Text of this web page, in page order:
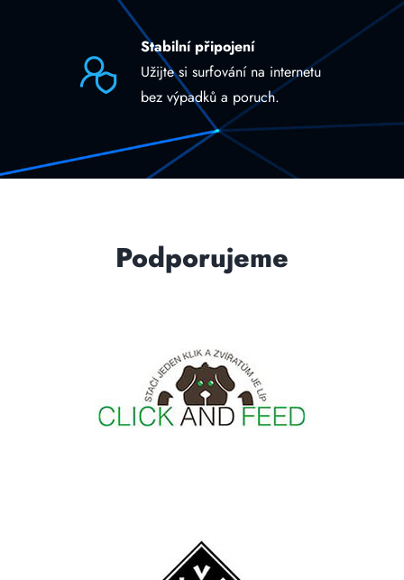
Stabilní připojení
Užijte si surfování na internetu
bez výpadků a poruch.
Podporujeme